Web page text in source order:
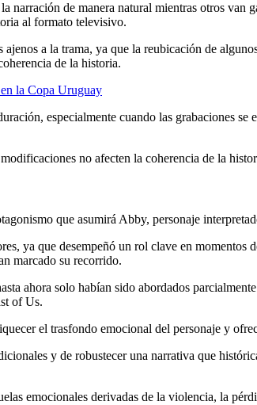
narración de manera natural mientras otros
al formato televisivo.
a la trama, ya que la reubicación de
de la historia.
la Copa Uruguay
especialmente cuando las grabaciones
no afecten la coherencia de la
que asumirá Abby, personaje
ya que desempeñó un rol clave en
marcado su recorrido.
ahora solo habían sido abordados
of Us.
el trasfondo emocional del personaje y
y de robustecer una narrativa que
emocionales derivadas de la violencia, la